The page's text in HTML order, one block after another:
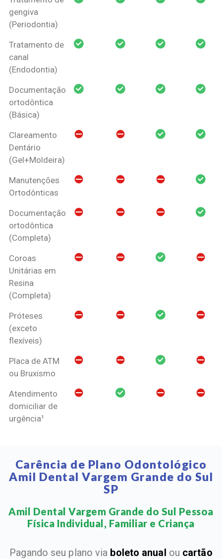
gengiva
(Periodontia)
Tratamento de
canal
(Endodontia)
Documentação
ortodôntica
(Básica)
Clareamento
Dentário
(Gel+Moldeira)
Manutenções
Ortodônticas
Documentação
ortodôntica
(Completa)
Coroas
Unitárias em
Resina
(Completa)
Próteses
(exceto
flexíveis)
Placa de ATM
ou Bruxismo
Atendimento
domiciliar de
urgência¹
Carência de Plano Odontológico
Amil Dental Vargem Grande do Sul
SP
Amil Dental Vargem Grande do Sul Pessoa
Física Individual, Familiar e Criança​
Pagando seu plano via boleto anual ou cartão